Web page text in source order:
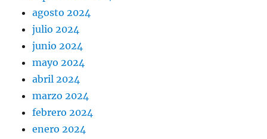
agosto 2024
julio 2024
junio 2024
mayo 2024
abril 2024
marzo 2024
febrero 2024
enero 2024